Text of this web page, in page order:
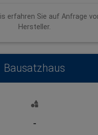
erfahren Sie auf Anfrage
Hersteller.
Bausatzhaus
-